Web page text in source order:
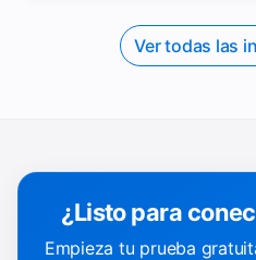
Ver todas las
¿Listo para
Empieza tu prueba